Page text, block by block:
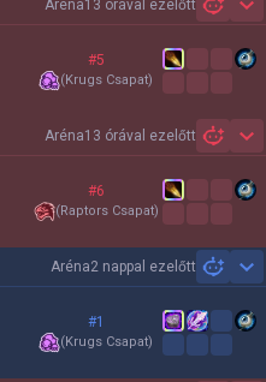
Aréna13 órával ezelőtt
#5
(Krugs Csapat)
Aréna13 órával ezelőtt
#6
(Raptors Csapat)
Aréna2 nappal ezelőtt
#1
(Krugs Csapat)